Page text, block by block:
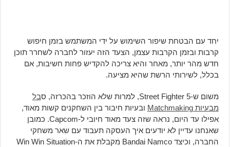
יחד עם הבטחת שיפור השימוש על ידי המשתמש בזמן חיפוש
קרבות ובזמן הקרבות עצמן, הצעד הזה יעזור לחברה לשחרר תוכן
חדש מהר יותר, מאחר והיא צריכה להקדיש פחות חשיבות, אם
בכלל, לשירותי הרשת שהיא מציעה.
משום ש-Street Fighter 5, למרות שלא הוזכר בהכרזה, ס
בל
מבעיות Matchmaking
ובעיות חיבור בין השחקנים קשות מאוד,
אפילו עד היום, נראה שזה צעד מאוד חיובי ל-Capcom. כמובן
שאנחנו עדיין לא יודעים איך העסקה תעבוד עם שאר משחקי
החברה, וכיצד Bandai Namco מקבלת את ה-Win Win Situation